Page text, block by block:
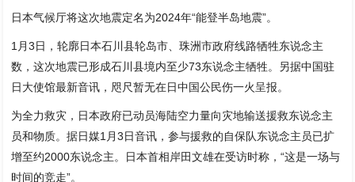
日本气候厅将这次地震定名为2024年“能登半岛地震”。
1月3日，轮廓日本石川县轮岛市、珠洲市政府线路牺牲东说念主
数，这次地震已形成石川县境内至少73东说念主牺牲。另据中国驻
日大使馆最新音讯，咫尺暂无在日中国公民伤一火呈报。
为全力救灾，日本政府已动员海陆空力量向灾地输送援救东说念主
员和物质。据日媒1月3日音讯，参与援救的自保队东说念主员已扩
增至约2000东说念主。日本首相岸田文雄在受访时称，“这是一场与
时间的竞走”。